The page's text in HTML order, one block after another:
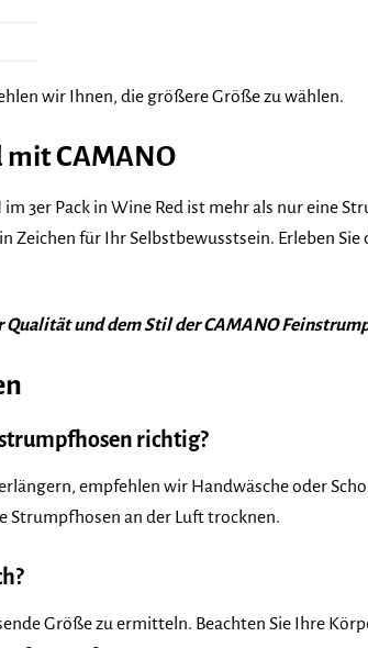
wir Ihnen, die größere Größe zu wählen.
mit CAMANO
3er Pack in Wine Red ist mehr als nur eine
Zeichen für Ihr Selbstbewusstsein. Erleben
Qualität und dem Stil der CAMANO
richtig?
empfehlen wir Handwäsche oder
Strumpfhosen an der Luft trocknen.
Größe zu ermitteln. Beachten Sie Ihre